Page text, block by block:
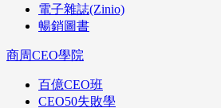
電子雜誌(Zinio)
暢銷圖書
商周CEO學院
百億CEO班
CEO50失敗學